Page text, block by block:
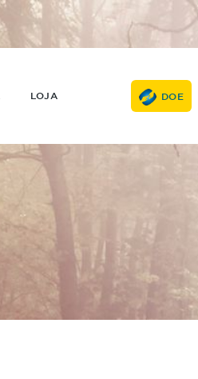
LOJA DOE